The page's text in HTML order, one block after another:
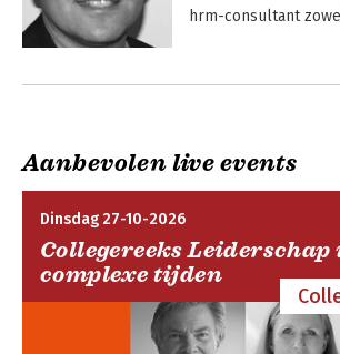
hrm-consultant
gevraagd als
Andere boeken door
Aanbevolen live events
Dinsdag 27-10-2026
Collegereeks Leiderschap
complexe tijden